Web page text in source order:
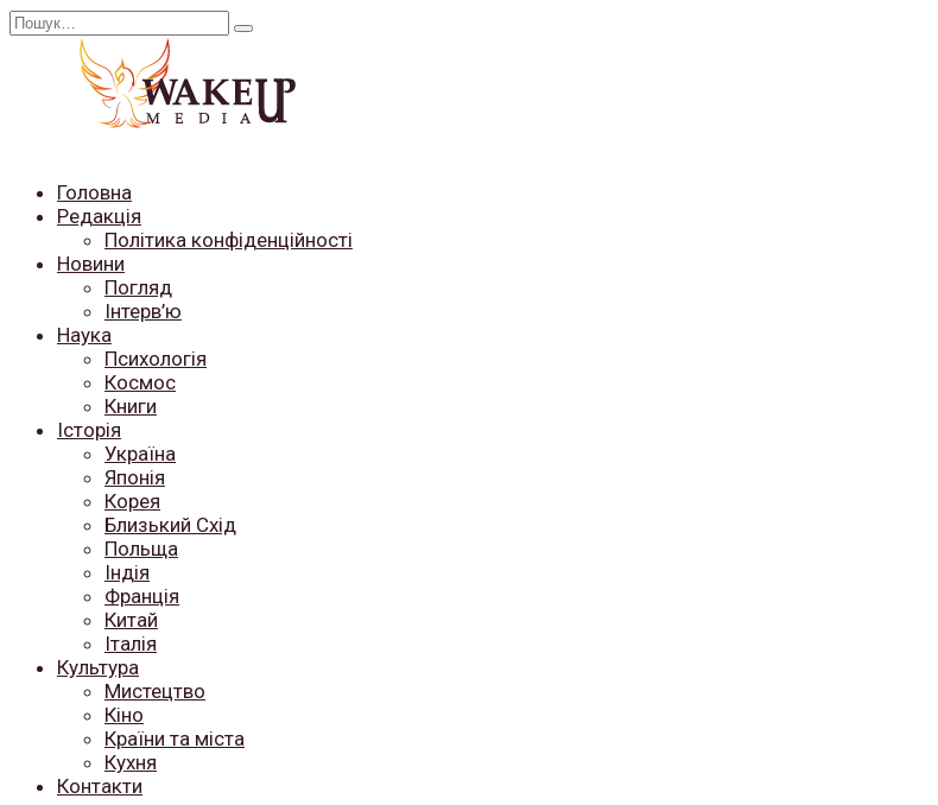
Перейти
Search
Головна
Редакція
Політика конфіденційності
Новини
Погляд
Інтерв’ю
Наука
Психологія
Космос
Книги
Історія
Україна
Японія
Корея
Близький Схід
Польща
Індія
Франція
Китай
Італія
Культура
Мистецтво
Кіно
Країни та міста
Кухня
Контакти